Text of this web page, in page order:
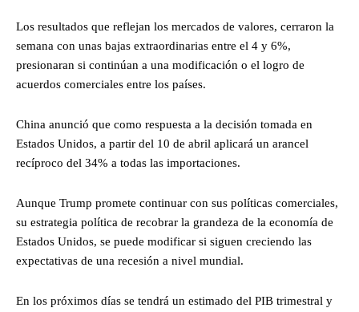
Los resultados que reflejan los mercados de valores, cerraron la
semana con unas bajas extraordinarias entre el 4 y 6%,
presionaran si continúan a una modificación o el logro de
acuerdos comerciales entre los países.
China anunció que como respuesta a la decisión tomada en
Estados Unidos, a partir del 10 de abril aplicará un arancel
recíproco del 34% a todas las importaciones.
Aunque Trump promete continuar con sus políticas comerciales,
su estrategia política de recobrar la grandeza de la economía de
Estados Unidos, se puede modificar si siguen creciendo las
expectativas de una recesión a nivel mundial.
En los próximos días se tendrá un estimado del PIB trimestral y